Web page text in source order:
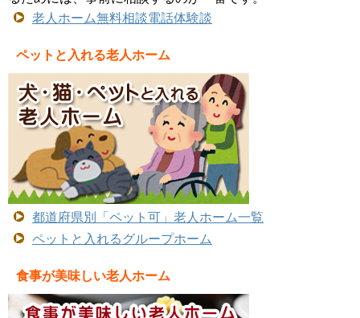
老人ホーム無料相談電話体験談
ペットと入れる老人ホーム
都道府県別「ペット可」老人ホーム一覧
ペットと入れるグループホーム
食事が美味しい老人ホーム